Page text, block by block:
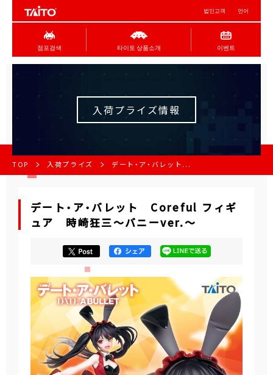
법인고객 언어
점포검색 타이토 상품소개 이벤트
入荷プライズ情報
TOP 入荷プライズ デート・ア・バレット...
デート・ア・バレット Coreful フィギ
ュア 時崎狂三～バニーver.～